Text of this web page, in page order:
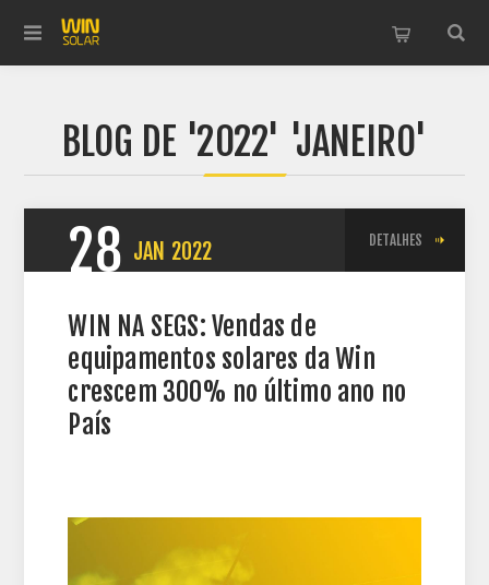
BLOG DE '2022' 'JANEIRO'
28 JAN 2022 DETALHES
WIN NA SEGS: Vendas de
equipamentos solares da Win
crescem 300% no último ano no
País